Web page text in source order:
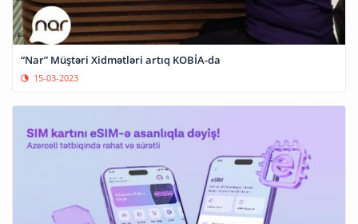
“Nar” Müştəri Xidmətləri artıq KOBİA-da
15-03-2023